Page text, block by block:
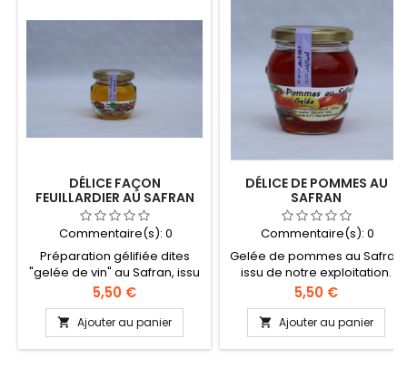
DÉLICE FAÇON
FEUILLARDIER AU SAFRAN
Commentaire(s): 0
Préparation gélifiée dites
"gelée de vin" au Safran, issu
de notre exploitation.
Contient des sulfites. Pot de
100g
Prix
5,50 €
 Ajouter au panier
DÉLICE DE POMMES AU
SAFRAN
Commentaire(s): 0
Gelée de pommes au Safran
issu de notre exploitation.
Sans additif, ni conservateur.
Pot de 200g
Prix
5,50 €
 Ajouter au panier